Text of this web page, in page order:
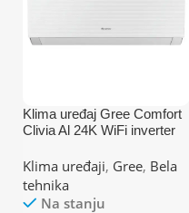
Klima uređaj Gree Comfort
Clivia Al 24K WiFi inverter
Klima uređaji, Gree, Bela
tehnika
Na stanju